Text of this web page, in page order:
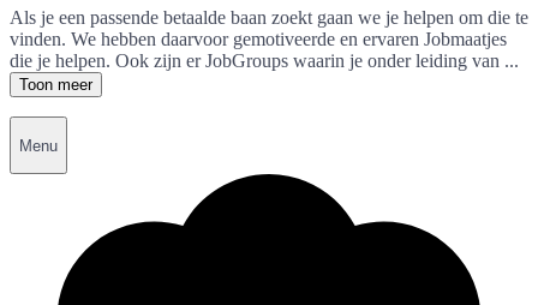
Als je een passende betaalde baan zoekt gaan we je helpen om die te
vinden. We hebben daarvoor gemotiveerde en ervaren Jobmaatjes
die je helpen. Ook zijn er JobGroups waarin je onder leiding van ...
Toon meer
Menu